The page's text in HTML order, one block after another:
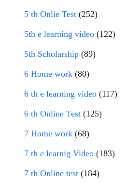
5 th Onlie Test (252)
5th e learning video (122)
5th Scholarship (89)
6 Home work (80)
6 th e learning video (117)
6 th Online Test (125)
7 Home work (68)
7 th e learnig Video (183)
7 th Online test (184)